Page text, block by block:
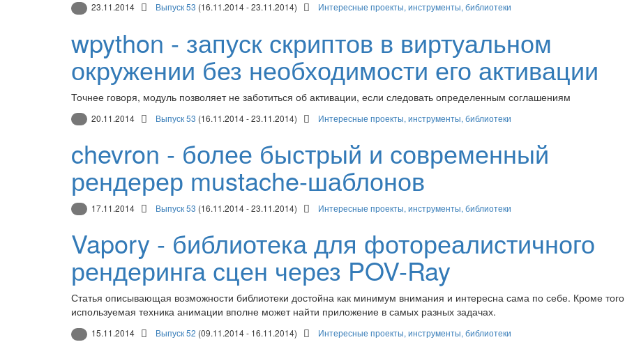
23.11.2014 Выпуск 53 (16.11.2014 - 23.11.2014) Интересные проекты, инструменты, библиотеки
wpython - запуск скриптов в виртуальном
окружении без необходимости его активации
Точнее говоря, модуль позволяет не заботиться об активации, если следовать определенным соглашениям
20.11.2014 Выпуск 53 (16.11.2014 - 23.11.2014) Интересные проекты, инструменты, библиотеки
chevron - более быстрый и современный
рендерер mustache-шаблонов
17.11.2014 Выпуск 53 (16.11.2014 - 23.11.2014) Интересные проекты, инструменты, библиотеки
Vapory - библиотека для фотореалистичного
рендеринга сцен через POV-Ray
Статья описывающая возможности библиотеки достойна как минимум внимания и интересна сама по себе. Кроме
используемая техника анимации вполне может найти приложение в самых разных задачах.
15.11.2014 Выпуск 52 (09.11.2014 - 16.11.2014) Интересные проекты, инструменты, библиотеки